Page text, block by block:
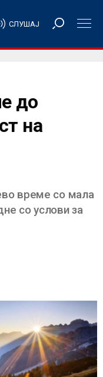
СЛУШАЈ
до
на
време со мала
со услови за